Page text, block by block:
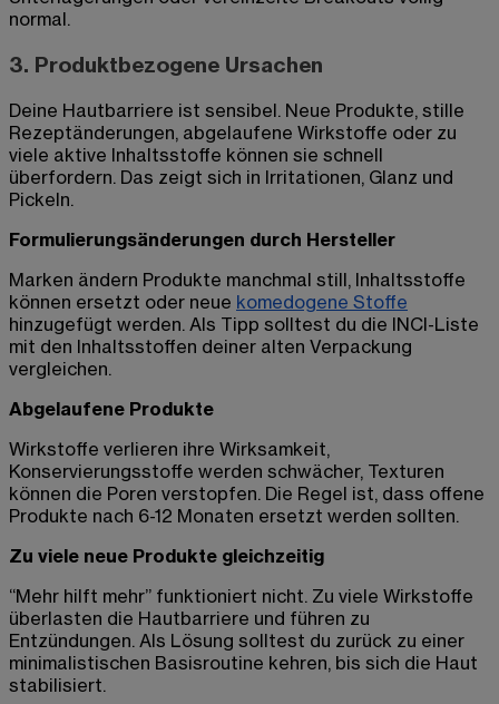
normal.
3. Produktbezogene Ursachen
Deine Hautbarriere ist sensibel. Neue Produkte, stille
Rezeptänderungen, abgelaufene Wirkstoffe oder zu
viele aktive Inhaltsstoffe können sie schnell
überfordern. Das zeigt sich in Irritationen, Glanz und
Pickeln.
Formulierungsänderungen durch Hersteller
Marken ändern Produkte manchmal still, Inhaltsstoffe
können ersetzt oder neue komedogene Stoffe
hinzugefügt werden. Als Tipp solltest du die INCI-Liste
mit den Inhaltsstoffen deiner alten Verpackung
vergleichen.
Abgelaufene Produkte
Wirkstoffe verlieren ihre Wirksamkeit,
Konservierungsstoffe werden schwächer, Texturen
können die Poren verstopfen. Die Regel ist, dass offene
Produkte nach 6-12 Monaten ersetzt werden sollten.
Zu viele neue Produkte gleichzeitig
“Mehr hilft mehr” funktioniert nicht. Zu viele Wirkstoffe
überlasten die Hautbarriere und führen zu
Entzündungen. Als Lösung solltest du zurück zu einer
minimalistischen Basisroutine kehren, bis sich die Haut
stabilisiert.